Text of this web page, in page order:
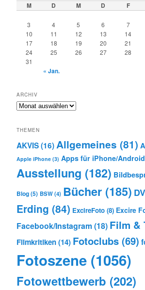
M D M D F
3
4 5 6 7
10
11 12 13 14
17
18 19 20 21
24
25 26 27 28
31
« Jan.
ARCHIV
Archiv
THEMEN
AKVIS(16) Allgemeines (81)
Apple iPhone (3) Apps für iPhone/Android
Ausstellung (182)
Blog(5) BSW(4) Bücher (185)
Erding (84) ExcireFoto (8) Excire
Facebook/Instagram (18) Film &
Filmkritiken(14) Fotoclubs (69)
Fotoszene (1056)
Fotowettbewerb (202)